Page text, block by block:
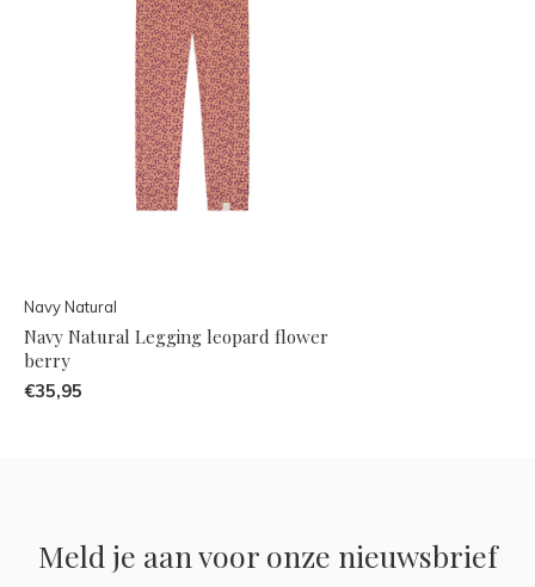
Navy Natural
Navy Natural Legging leopard flower
berry
€35,95
Meld je aan voor onze nieuwsbrief